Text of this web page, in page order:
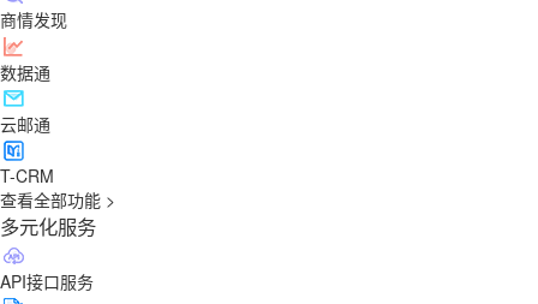
商情发现
数据通
云邮通
T-CRM
查看全部功能 >
多元化服务
API接口服务